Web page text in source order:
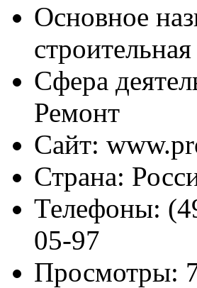
Основное
Сфера
Ремонт
Сайт:
Страна:
Телефоны:
05-97
Просмотры: